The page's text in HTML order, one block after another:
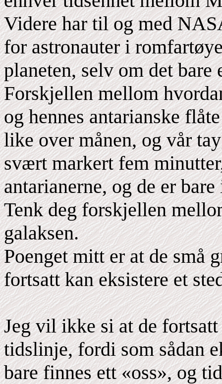
Videre har til og med
for astronauter i
planeten, selv om det bare
Forskjellen mellom
og hennes antarianske
like over månen, og vår
svært markert fem
antarianerne, og de er
Tenk deg forskjellen
galaksen.
Poenget mitt er at de små
fortsatt kan eksistere et
Jeg vil ikke si at de
tidslinje, fordi som sådan
bare finnes ett «oss», og